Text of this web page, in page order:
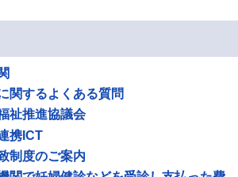
関するよくある質問
祉推進協議会
携ICT
制度のご案内